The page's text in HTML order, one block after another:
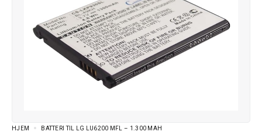
HJEM BATTERI TIL LG LU6200 MFL – 1.300 MAH